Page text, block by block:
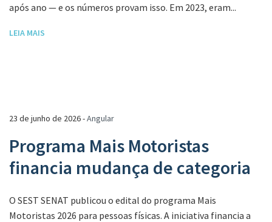
após ano — e os números provam isso. Em 2023, eram...
LEIA MAIS
23 de junho de 2026 -Angular
Programa Mais Motoristas
financia mudança de categoria
O SEST SENAT publicou o edital do programa Mais
Motoristas 2026 para pessoas físicas. A iniciativa financia a